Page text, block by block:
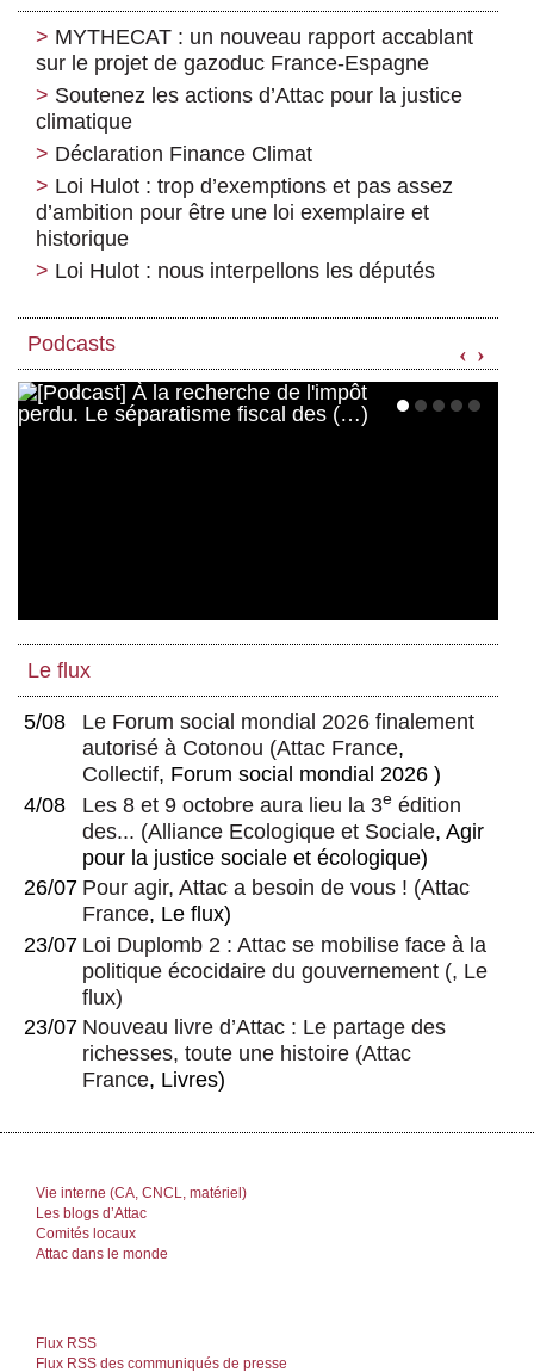
MYTHECAT : un nouveau rapport accablant
sur le projet de gazoduc France-Espagne
Soutenez les actions d’Attac pour la justice
climatique
Déclaration Finance Climat
Loi Hulot : trop d’exemptions et pas assez
d’ambition pour être une loi exemplaire et
historique
Loi Hulot : nous interpellons les députés
Podcasts ‹ ›
Le flux
5/08
Le Forum social mondial 2026 finalement
autorisé à Cotonou (Attac France,
Collectif, Forum social mondial 2026 )
4/08
Les 8 et 9 octobre aura lieu la 3e édition
des... (Alliance Ecologique et Sociale, Agir
pour la justice sociale et écologique)
26/07 Pour agir, Attac a besoin de vous ! (Attac
France, Le flux)
23/07 Loi Duplomb 2 : Attac se mobilise face à la
politique écocidaire du gouvernement (, Le
flux)
23/07 Nouveau livre d’Attac : Le partage des
richesses, toute une histoire (Attac
France, Livres)
Vie interne (CA, CNCL, matériel)
Les blogs d’Attac
Comités locaux
Attac dans le monde
Flux RSS
Flux RSS des communiqués de presse